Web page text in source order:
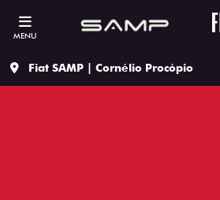
MENU
Fiat SAMP | Cornélio Procópio